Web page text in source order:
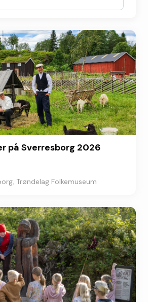
på Sverresborg 2026
Trøndelag Folkemuseum